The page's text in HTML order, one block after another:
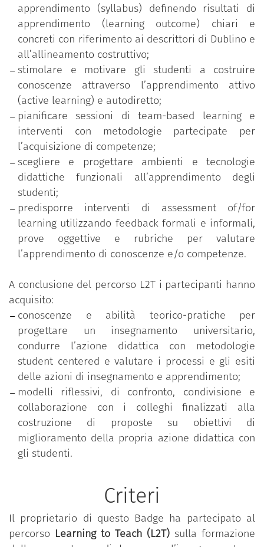
Progettazione della didattica;
Costruzione di un syllabus student centered;
Metodologie e approcci di active learning;
Team based learning;
Micro-teaching e feedback tra pari;
Tecnologie e ambienti per la didattica;
Valutazione didattica;
Assessment of/for learning;
Prove oggettive e rubriche di valutazione.
apprendimento (syllabus) definendo risultati di
apprendimento (learning outcome) chiari e
concreti con riferimento ai descrittori di Dublino e
all’allineamento costruttivo;
stimolare e motivare gli studenti a costruire
conoscenze attraverso l’apprendimento attivo
(active learning) e autodiretto;
pianificare sessioni di team-based learning e
interventi con metodologie partecipate per
l’acquisizione di competenze;
scegliere e progettare ambienti e tecnologie
didattiche funzionali all’apprendimento degli
studenti;
predisporre interventi di assessment of/for
learning utilizzando feedback formali e informali,
prove oggettive e rubriche per valutare
l’apprendimento di conoscenze e/o competenze.
A conclusione del percorso L2T i partecipanti hanno
acquisito:
conoscenze e abilità teorico-pratiche per
progettare un insegnamento universitario,
condurre l’azione didattica con metodologie
student centered e valutare i processi e gli esiti
delle azioni di insegnamento e apprendimento;
modelli riflessivi, di confronto, condivisione e
collaborazione con i colleghi finalizzati alla
costruzione di proposte su obiettivi di
miglioramento della propria azione didattica con
gli studenti.
Criteri
Il proprietario di questo Badge ha partecipato al
percorso Learning to Teach (L2T) sulla formazione